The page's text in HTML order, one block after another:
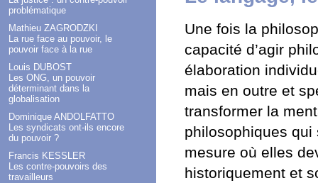
problématique
Mathieu ZAGRODZKI
La rue face au pouvoir, le
pouvoir face à la rue
Louis DUBOST
Les ONG, un pouvoir
déterminant dans la
globalisation
Dominique ANDOLFATTO
Les syndicats ont-ils encore
du pouvoir ?
Francis KESSLER
Les contre-pouvoirs des
travailleurs
Une fois la
capacité d’agir
élaboration
mais en outre et
transformer la
philosophiques
mesure où elles
historiquement et